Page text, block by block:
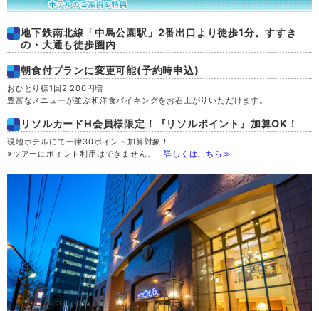
地下鉄南北線「中島公園駅」2番出口より徒歩1分。すすき
の・大通も徒歩圏内
朝食付プランに変更可能(予約時申込)
おひとり様1回2,200円増
豊富なメニューが並ぶ和洋食バイキングをお召上がりいただけます。
リソルカードH会員様限定！『リソルポイント』加算OK！
現地ホテルにて一律30ポイント加算対象！
※ツアーにポイント利用はできません。詳しくはこちら≫